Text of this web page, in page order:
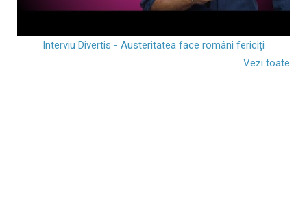
Interviu Divertis - Austeritatea face români fericiți
Vezi toate